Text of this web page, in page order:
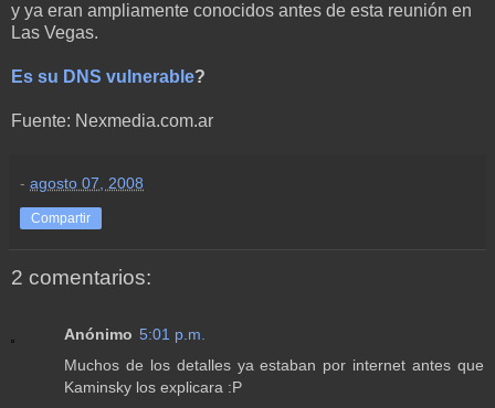
y ya eran ampliamente conocidos antes de esta reunión en
Las Vegas.
Es su DNS vulnerable?
Fuente: Nexmedia.com.ar
- agosto 07, 2008
Compartir
2 comentarios:
Anónimo 5:01 p.m.
Muchos de los detalles ya estaban por internet antes que
Kaminsky los explicara :P